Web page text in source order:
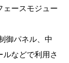
ェースモジュー
御パネル、中
などで利用さ